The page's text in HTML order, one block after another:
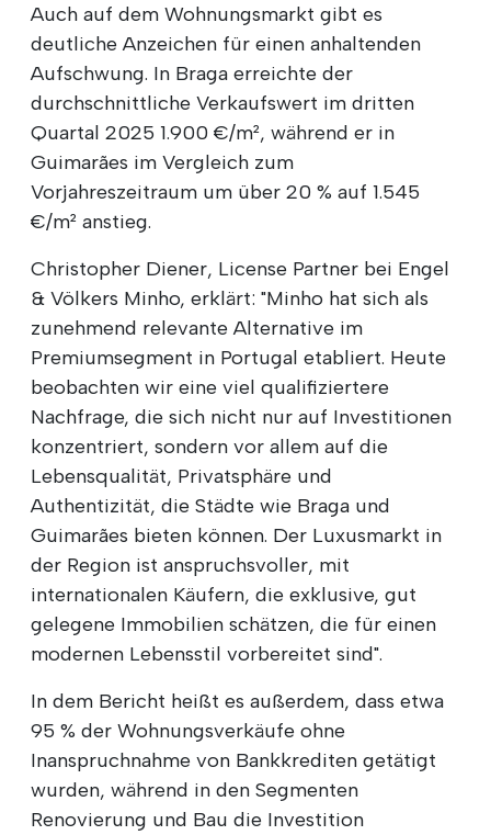
Auch auf dem Wohnungsmarkt gibt es
deutliche Anzeichen für einen anhaltenden
Aufschwung. In Braga erreichte der
durchschnittliche Verkaufswert im dritten
Quartal 2025 1.900 €/m², während er in
Guimarães im Vergleich zum
Vorjahreszeitraum um über 20 % auf 1.545
€/m² anstieg.
Christopher Diener, License Partner bei Engel
& Völkers Minho, erklärt: "Minho hat sich als
zunehmend relevante Alternative im
Premiumsegment in Portugal etabliert. Heute
beobachten wir eine viel qualifiziertere
Nachfrage, die sich nicht nur auf Investitionen
konzentriert, sondern vor allem auf die
Lebensqualität, Privatsphäre und
Authentizität, die Städte wie Braga und
Guimarães bieten können. Der Luxusmarkt in
der Region ist anspruchsvoller, mit
internationalen Käufern, die exklusive, gut
gelegene Immobilien schätzen, die für einen
modernen Lebensstil vorbereitet sind".
In dem Bericht heißt es außerdem, dass etwa
95 % der Wohnungsverkäufe ohne
Inanspruchnahme von Bankkrediten getätigt
wurden, während in den Segmenten
Renovierung und Bau die Investition